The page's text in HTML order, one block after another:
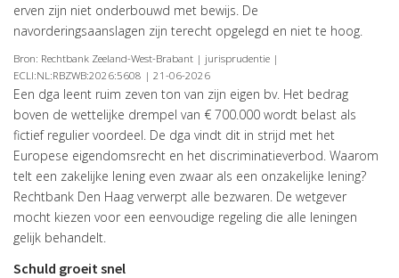
erven zijn niet onderbouwd met bewijs. De
navorderingsaanslagen zijn terecht opgelegd en niet te hoog.
Bron: Rechtbank Zeeland-West-Brabant | jurisprudentie |
ECLI:NL:RBZWB:2026:5608 | 21-06-2026
Een dga leent ruim zeven ton van zijn eigen bv. Het bedrag
boven de wettelijke drempel van € 700.000 wordt belast als
fictief regulier voordeel. De dga vindt dit in strijd met het
Europese eigendomsrecht en het discriminatieverbod. Waarom
telt een zakelijke lening even zwaar als een onzakelijke lening?
Rechtbank Den Haag verwerpt alle bezwaren. De wetgever
mocht kiezen voor een eenvoudige regeling die alle leningen
gelijk behandelt.
Schuld groeit snel